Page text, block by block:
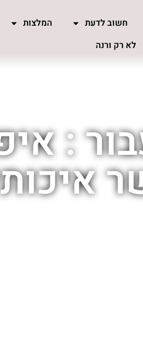
חשוב לדעת המלצות
לא רק ורנה
: